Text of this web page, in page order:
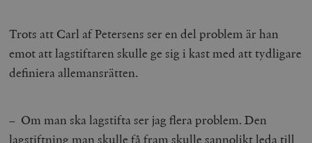
Trots att Carl af Petersens ser en del problem är han
emot att lagstiftaren skulle ge sig i kast med att tydligare
definiera allemansrätten.
– Om man ska lagstifta ser jag flera problem. Den
lagstiftning man skulle få fram skulle sannolikt leda till